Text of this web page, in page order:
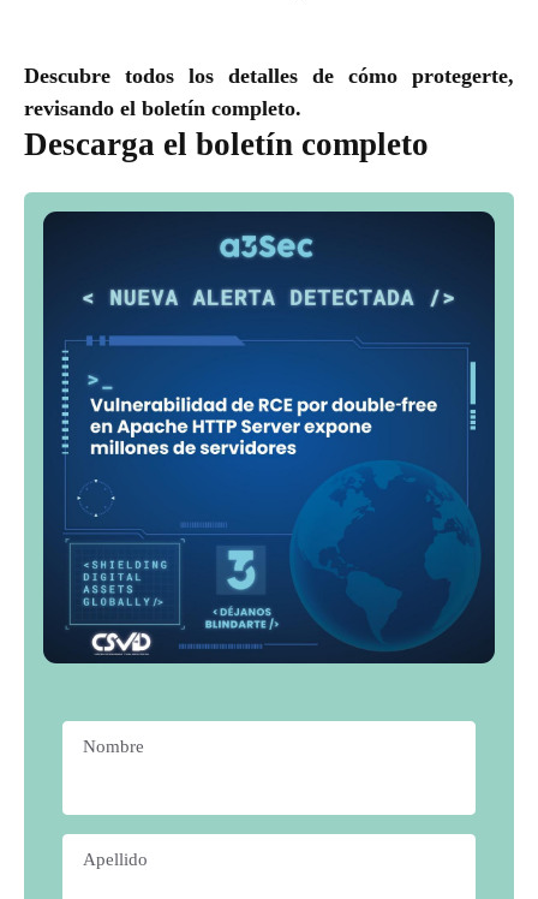
Descubre todos los detalles de cómo protegerte,
revisando el boletín completo.
Descarga el boletín completo
Nombre
Apellido